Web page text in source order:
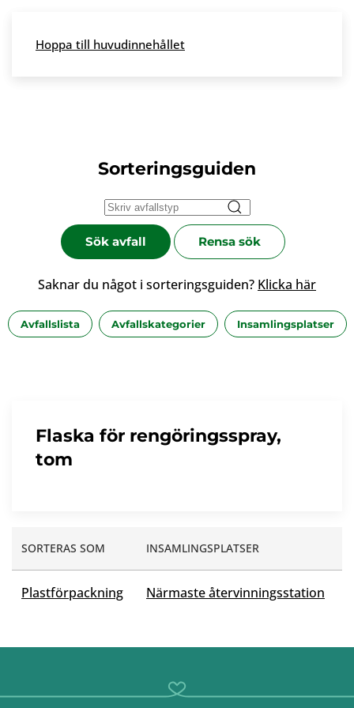
Skip to main content
Hoppa till huvudinnehållet
Sorteringsguiden
Sök avfall Rensa sök
Saknar du något i sorteringsguiden? Klicka här
Avfallslista Avfallskategorier Insamlingsplatser
Flaska för rengöringsspray,
tom
SORTERAS SOM INSAMLINGSPLATSER
Plastförpackning Närmaste återvinningsstation